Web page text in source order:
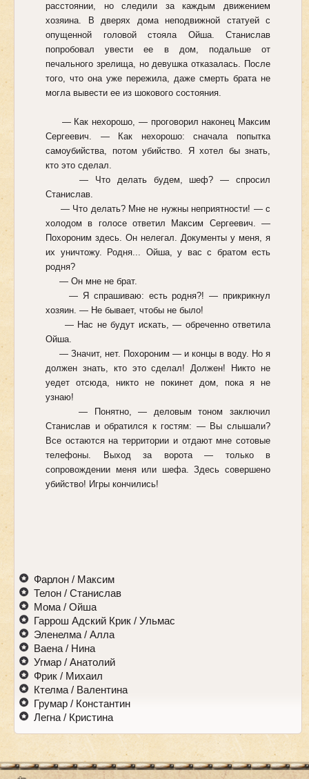
расстоянии, но следили за каждым движением
хозяина. В дверях дома неподвижной статуей с
опущенной головой стояла Ойша. Станислав
попробовал увести ее в дом, подальше от
печального зрелища, но девушка отказалась. После
того, что она уже пережила, даже смерть брата не
могла вывести ее из шокового состояния.
— Как нехорошо, — проговорил наконец Максим
Сергеевич. — Как нехорошо: сначала попытка
самоубийства, потом убийство. Я хотел бы знать,
кто это сделал.
— Что делать будем, шеф? — спросил
Станислав.
— Что делать? Мне не нужны неприятности! — с
холодом в голосе ответил Максим Сергеевич. —
Похороним здесь. Он нелегал. Документы у меня, я
их уничтожу. Родня... Ойша, у вас с братом есть
родня?
— Он мне не брат.
— Я спрашиваю: есть родня?! — прикрикнул
хозяин. — Не бывает, чтобы не было!
— Нас не будут искать, — обреченно ответила
Ойша.
— Значит, нет. Похороним — и концы в воду. Но я
должен знать, кто это сделал! Должен! Никто не
уедет отсюда, никто не покинет дом, пока я не
узнаю!
— Понятно, — деловым тоном заключил
Станислав и обратился к гостям: — Вы слышали?
Все остаются на территории и отдают мне сотовые
телефоны. Выход за ворота — только в
сопровождении меня или шефа. Здесь совершено
убийство! Игры кончились!
Фарлон / Максим
Телон / Станислав
Мома / Ойша
Гаррош Адский Крик / Ульмас
Эленелма / Алла
Ваена / Нина
Угмар / Анатолий
Фрик / Михаил
Ктелма / Валентина
Грумар / Константин
Легна / Кристина